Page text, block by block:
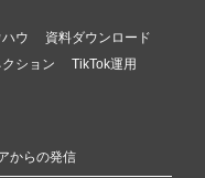
ウ
資料ダウンロード
ション
TikTok運用
からの発信